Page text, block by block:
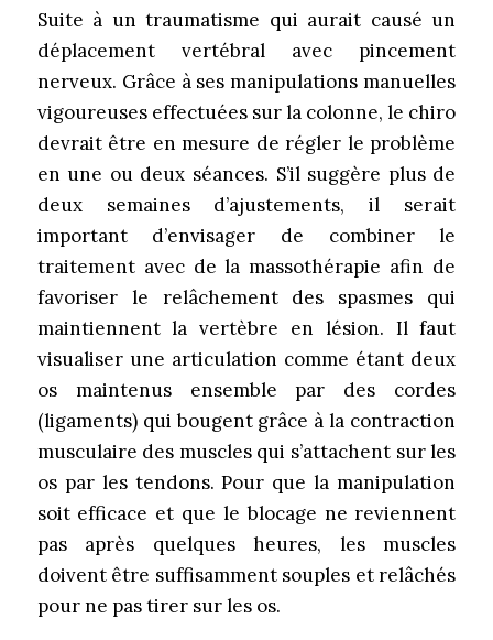
Suite à un traumatisme qui aurait causé un
déplacement vertébral avec pincement
nerveux. Grâce à ses manipulations manuelles
vigoureuses effectuées sur la colonne, le chiro
devrait être en mesure de régler le problème
en une ou deux séances. S’il suggère plus de
deux semaines d’ajustements, il serait
important d’envisager de combiner le
traitement avec de la massothérapie afin de
favoriser le relâchement des spasmes qui
maintiennent la vertèbre en lésion. Il faut
visualiser une articulation comme étant deux
os maintenus ensemble par des cordes
(ligaments) qui bougent grâce à la contraction
musculaire des muscles qui s’attachent sur les
os par les tendons. Pour que la manipulation
soit efficace et que le blocage ne reviennent
pas après quelques heures, les muscles
doivent être suffisamment souples et relâchés
pour ne pas tirer sur les os.